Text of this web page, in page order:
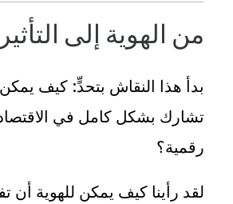
من الهوية إلى التأثير
بدأ هذا النقاش بتحدٍّ: كيف يمكن
تشارك بشكل كامل في الاقتصاد
رقمية؟
لقد رأينا كيف يمكن للهوية أن